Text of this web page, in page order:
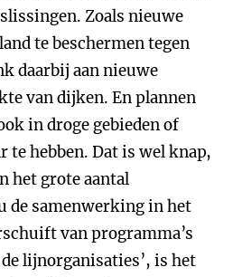
Zoals nieuwe
te beschermen tegen
daarbij aan nieuwe
van dijken. En plannen
in droge gebieden of
te hebben. Dat is wel knap,
het grote aantal
de samenwerking in het
van programma’s
lijnorganisaties’, is het